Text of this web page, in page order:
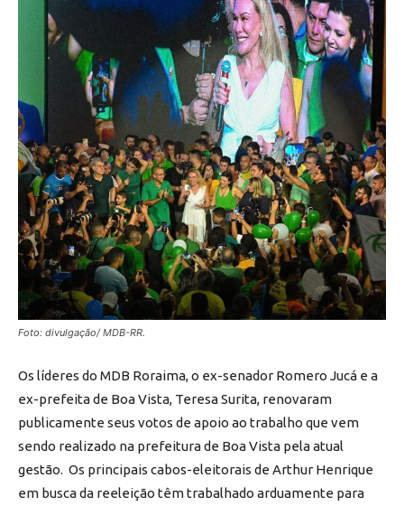
Foto: divulgação/ MDB-RR.
Os líderes do MDB Roraima, o ex-senador Romero Jucá e a
ex-prefeita de Boa Vista, Teresa Surita, renovaram
publicamente seus votos de apoio ao trabalho que vem
sendo realizado na prefeitura de Boa Vista pela atual
gestão. Os principais cabos-eleitorais de Arthur Henrique
em busca da reeleição têm trabalhado arduamente para